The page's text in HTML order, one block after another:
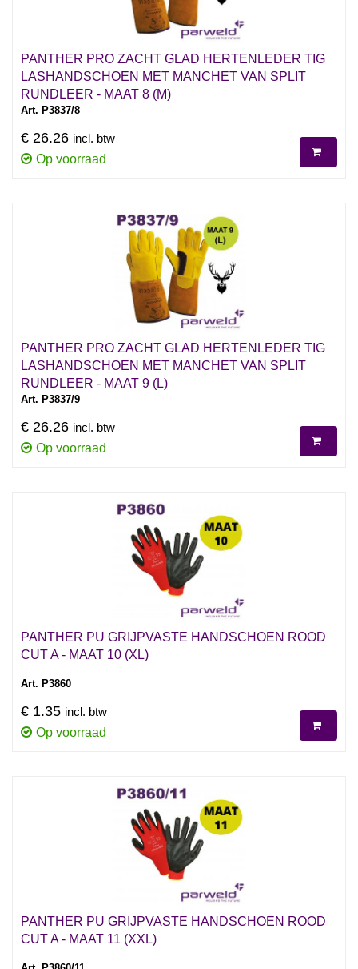
PANTHER PRO ZACHT GLAD HERTENLEDER TIG
LASHANDSCHOEN MET MANCHET VAN SPLIT
RUNDLEER - MAAT 8 (M)
Art. P3837/8
€ 26.26 incl. btw
Op voorraad
PANTHER PRO ZACHT GLAD HERTENLEDER TIG
LASHANDSCHOEN MET MANCHET VAN SPLIT
RUNDLEER - MAAT 9 (L)
Art. P3837/9
€ 26.26 incl. btw
Op voorraad
PANTHER PU GRIJPVASTE HANDSCHOEN ROOD
CUT A - MAAT 10 (XL)
Art. P3860
€ 1.35 incl. btw
Op voorraad
PANTHER PU GRIJPVASTE HANDSCHOEN ROOD
CUT A - MAAT 11 (XXL)